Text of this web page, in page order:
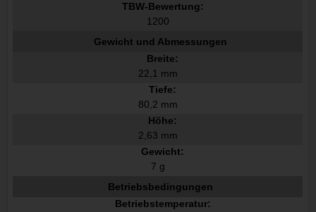
TBW-Bewertung:
1200
Gewicht und Abmessungen
Breite:
22,1 mm
Tiefe:
80,2 mm
Höhe:
2,63 mm
Gewicht:
7 g
Betriebsbedingungen
Betriebstemperatur: